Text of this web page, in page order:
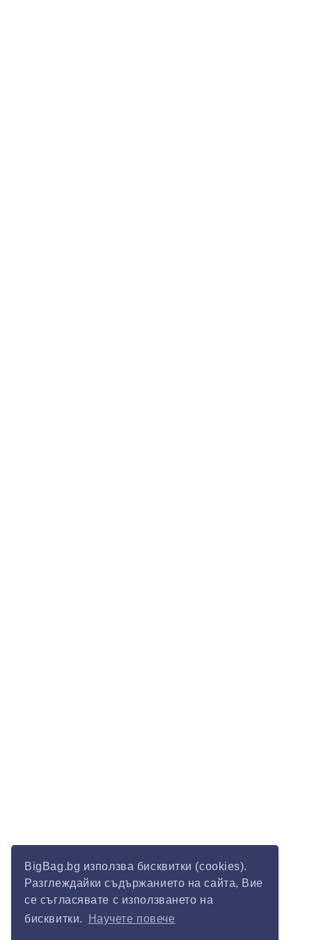
BigBag.bg използва бисквитки (cookies).
Разглеждайки съдържанието на сайта, Вие
се съгласявате с използването на
бисквитки.
Научете повече